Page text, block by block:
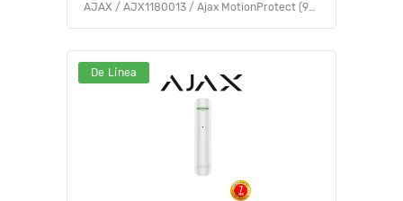
AJAX / AJX1180013 / Ajax MotionProtect (9NA)
De Línea